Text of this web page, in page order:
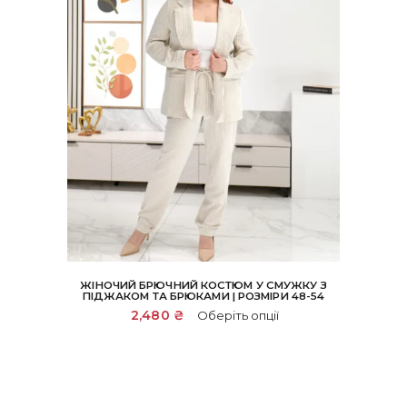
ЖІНОЧИЙ БРЮЧНИЙ КОСТЮМ У СМУЖКУ З
ПІДЖАКОМ ТА БРЮКАМИ | РОЗМІРИ 48-54
2,480 ₴ Оберіть опції